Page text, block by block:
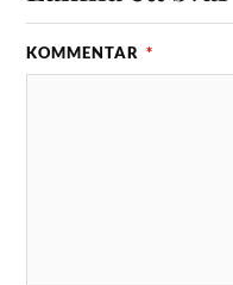
KOMMENTAR *